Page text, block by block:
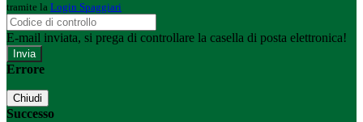
tramite la Login Spaggiari
E-mail inviata, si prega di controllare la casella di posta elettronica!
Errore
Chiudi
Successo